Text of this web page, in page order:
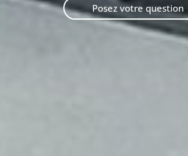
Posez votre question